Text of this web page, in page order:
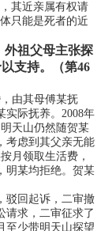
其近亲属有权请
只能是死者的近
外祖父母主张探
支持。（第46
由其母傅某抚
实际抚养。2008年
天山仍然随贺某
考虑到其父亲无能
月领取生活费，
明某均拒绝。贺某
回起诉，二审撤
请求，二审征求了
至少带明天山探望